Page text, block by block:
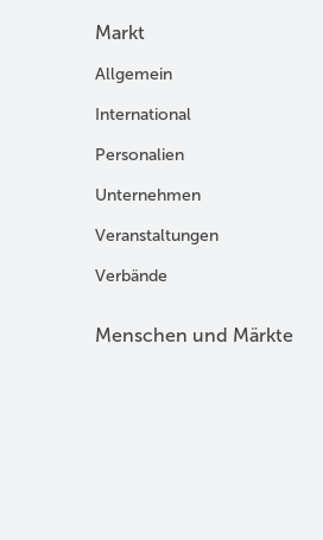
Markt
Allgemein
International
Personalien
Unternehmen
Veranstaltungen
Verbände
Menschen und Märkte